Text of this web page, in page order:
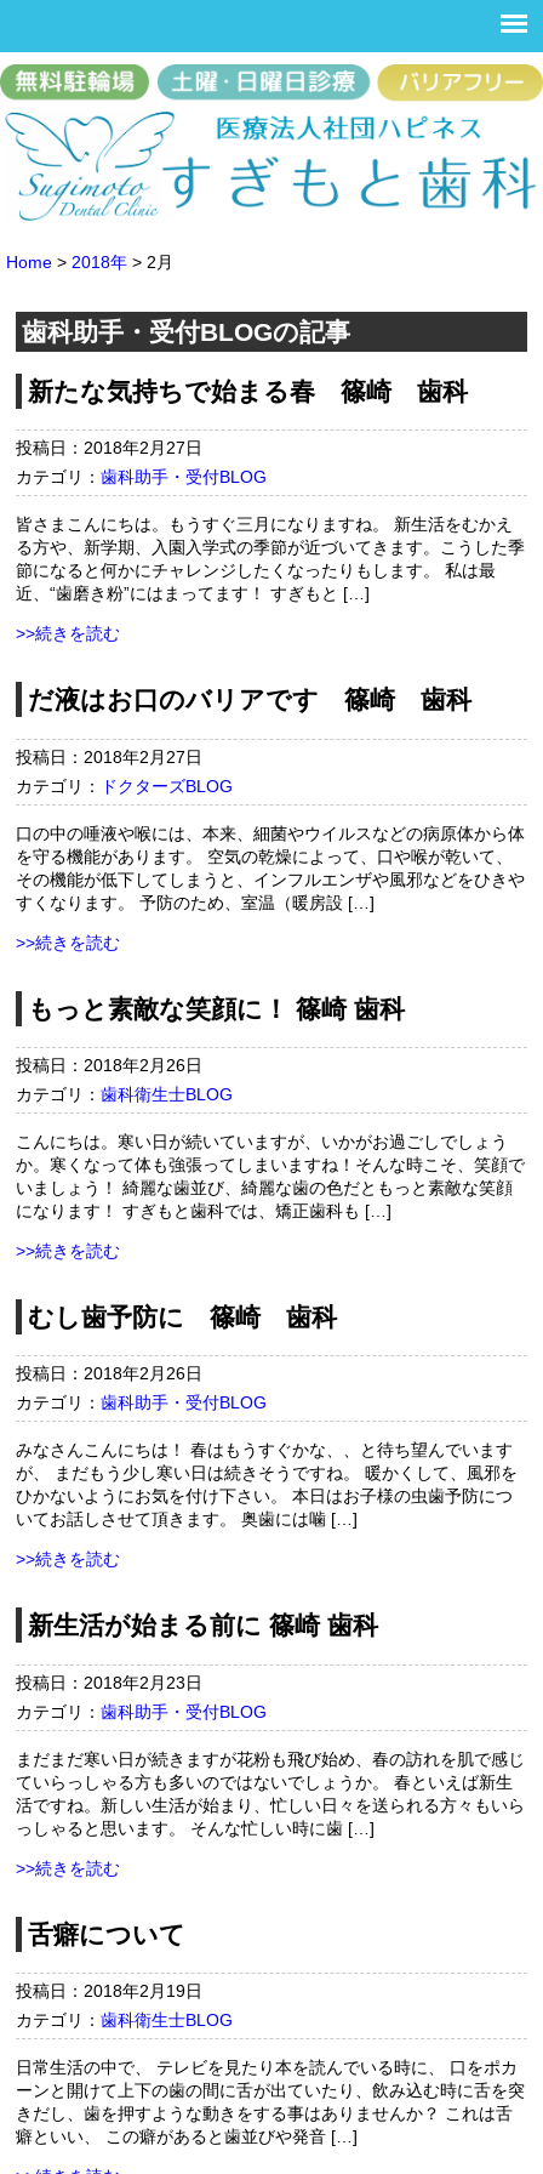
Home > 2018年 > 2月
歯科助手・受付BLOGの記事
新たな気持ちで始まる春 篠崎 歯科
投稿日：2018年2月27日
カテゴリ：歯科助手・受付BLOG
皆さまこんにちは。もうすぐ三月になりますね。 新生活をむかえ
る方や、新学期、入園入学式の季節が近づいてきます。こうした季
節になると何かにチャレンジしたくなったりもします。 私は最
近、“歯磨き粉”にはまってます！ すぎもと […]
>>続きを読む
だ液はお口のバリアです 篠崎 歯科
投稿日：2018年2月27日
カテゴリ：
ドクターズBLOG
口の中の唾液や喉には、本来、細菌やウイルスなどの病原体から体
を守る機能があります。 空気の乾燥によって、口や喉が乾いて、
その機能が低下してしまうと、インフルエンザや風邪などをひきや
すくなります。 予防のため、室温（暖房設 […]
>>続きを読む
もっと素敵な笑顔に！ 篠崎 歯科
投稿日：2018年2月26日
カテゴリ：歯科衛生士BLOG
こんにちは。寒い日が続いていますが、いかがお過ごしでしょう
か。寒くなって体も強張ってしまいますね！そんな時こそ、笑顔で
いましょう！ 綺麗な歯並び、綺麗な歯の色だともっと素敵な笑顔
になります！ すぎもと歯科では、矯正歯科も […]
>>続きを読む
むし歯予防に 篠崎 歯科
投稿日：2018年2月26日
カテゴリ：歯科助手・受付BLOG
みなさんこんにちは！ 春はもうすぐかな、、と待ち望んでいます
が、 まだもう少し寒い日は続きそうですね。 暖かくして、風邪を
ひかないようにお気を付け下さい。 本日はお子様の虫歯予防につ
いてお話しさせて頂きます。 奥歯には噛 […]
>>続きを読む
新生活が始まる前に 篠崎 歯科
投稿日：2018年2月23日
カテゴリ：歯科助手・受付BLOG
まだまだ寒い日が続きますが花粉も飛び始め、春の訪れを肌で感じ
ていらっしゃる方も多いのではないでしょうか。 春といえば新生
活ですね。新しい生活が始まり、忙しい日々を送られる方々もいら
っしゃると思います。 そんな忙しい時に歯 […]
>>続きを読む
舌癖について
投稿日：2018年2月19日
カテゴリ：歯科衛生士BLOG
日常生活の中で、 テレビを見たり本を読んでいる時に、 口をポカ
ーンと開けて上下の歯の間に舌が出ていたり、飲み込む時に舌を突
きだし、歯を押すような動きをする事はありませんか？ これは舌
癖といい、 この癖があると歯並びや発音 […]